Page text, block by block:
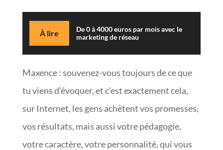
À lire
De 0 à 4000 euros par mois avec le
marketing de réseau
Maxence : souvenez-vous toujours de ce que
tu viens d’évoquer, et c’est exactement cela,
sur Internet, les gens achètent vos promesses,
vos résultats, mais aussi votre pédagogie,
votre caractère, votre personnalité, qui vous